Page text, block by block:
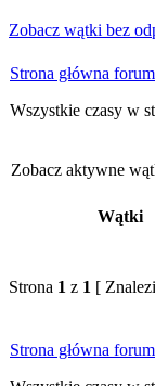
Zobacz wątki bez
Strona główna forum
Wszystkie czasy w
Zobacz aktywne
Wątki
Strona 1 z 1 [
Strona główna forum